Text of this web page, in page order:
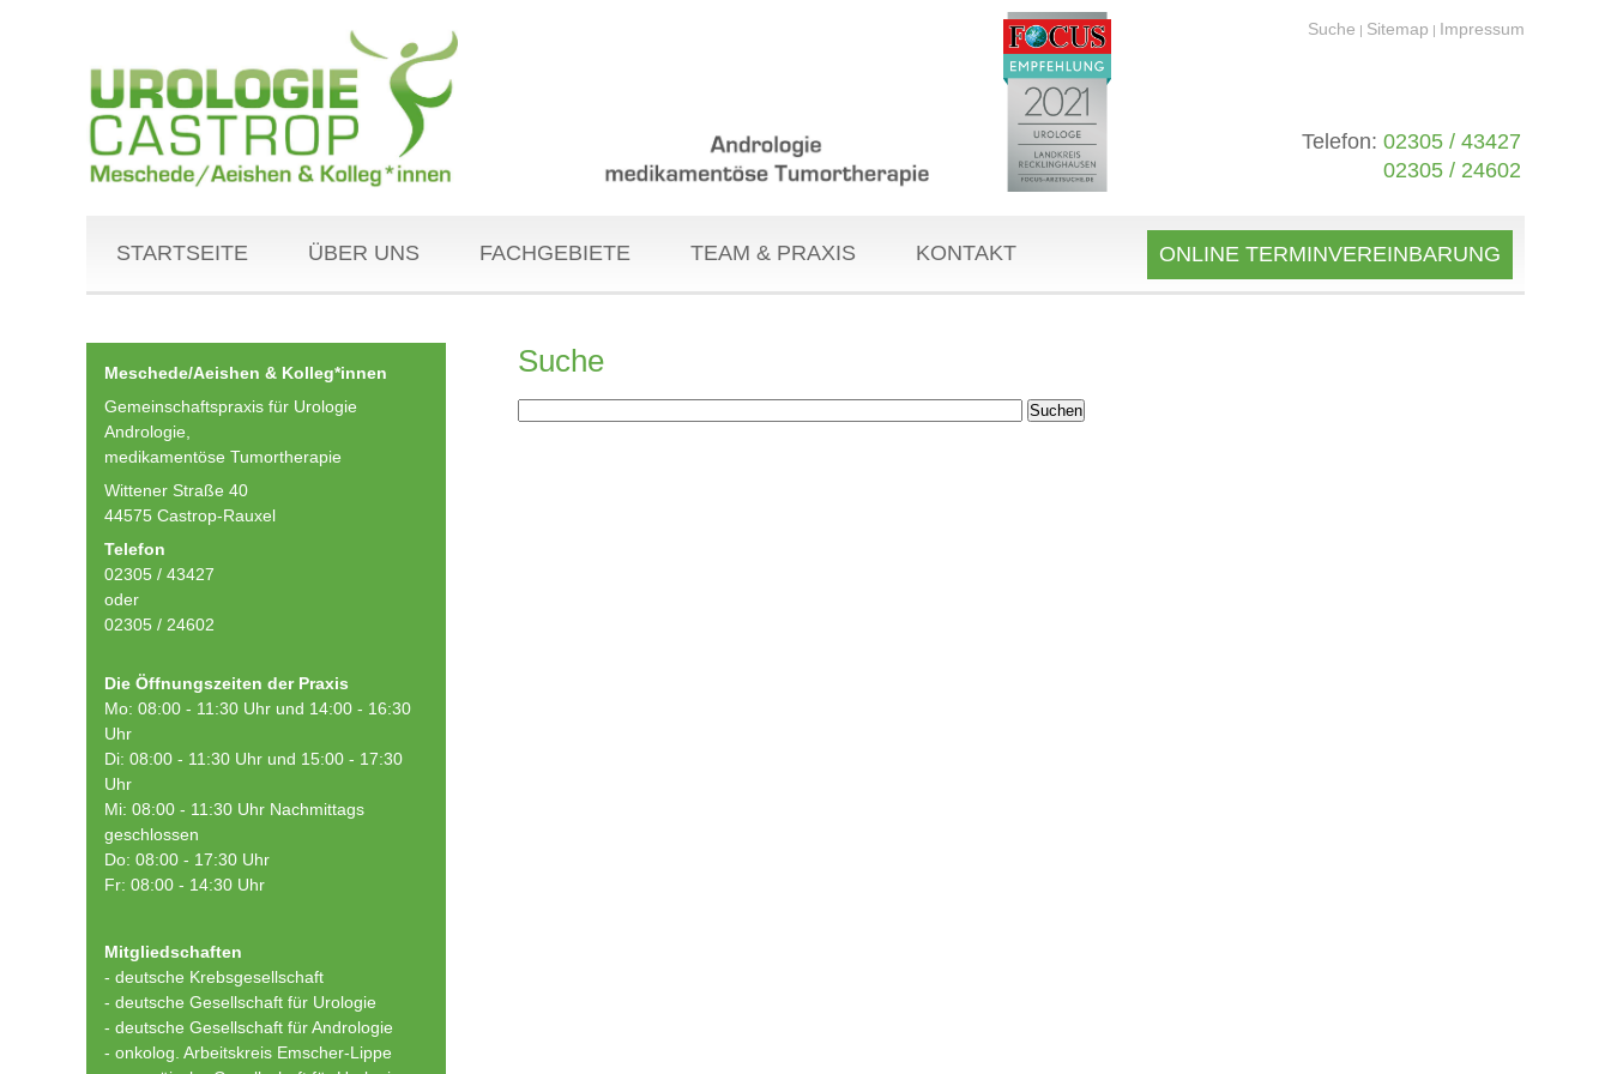
Suche | Sitemap | Impressum
Telefon: 02305 / 43427
02305 / 24602
STARTSEITE ÜBER UNS FACHGEBIETE TEAM & PRAXIS KONTAKT ONLINE TERMINVEREINBARUNG
Meschede/Aeishen & Kolleg*innen
Gemeinschaftspraxis für Urologie
Andrologie,
medikamentöse Tumortherapie
Wittener Straße 40
44575 Castrop-Rauxel
Telefon
02305 / 43427
oder
02305 / 24602
Die Öffnungszeiten der Praxis
Mo: 08:00 - 11:30 Uhr und 14:00 - 16:30
Uhr
Di: 08:00 - 11:30 Uhr und 15:00 - 17:30
Uhr
Mi: 08:00 - 11:30 Uhr Nachmittags
geschlossen
Do: 08:00 - 17:30 Uhr
Fr: 08:00 - 14:30 Uhr
Mitgliedschaften
- deutsche Krebsgesellschaft
- deutsche Gesellschaft für Urologie
- deutsche Gesellschaft für Andrologie
- onkolog. Arbeitskreis Emscher-Lippe
Suche